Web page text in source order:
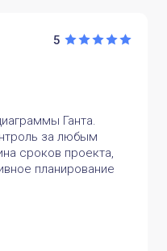
5
Ганта.
за любым
сроков проекта,
планирование